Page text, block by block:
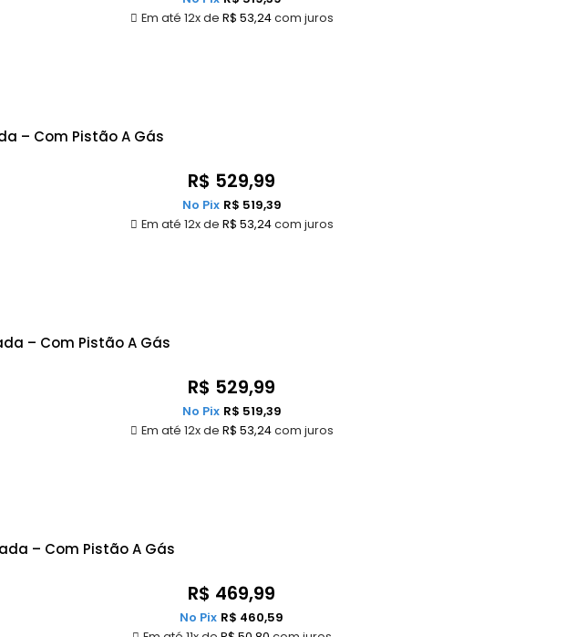
Em até 12x de R$ 53,24com juros
– Com Pistão A Gás
R$ 529,99
Em até 12x de R$ 53,24com juros
No Pix R$ 519,39
– Com Pistão A Gás
R$ 529,99
Em até 12x de R$ 53,24com juros
No Pix R$ 519,39
– Com Pistão A Gás
R$ 469,99
No Pix R$ 460,59